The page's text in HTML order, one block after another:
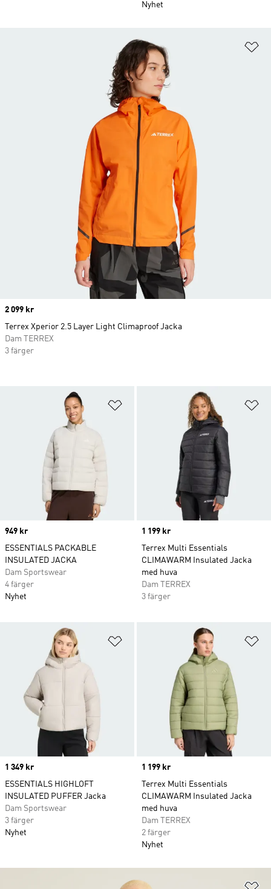
Nyhet
Lägg till på önskelistan
Price
949 kr
ESSENTIALS PACKABLE
INSULATED JACKA
Dam Sportswear
4 färger
Nyhet
Price
1 199 kr
Terrex Multi Essentials
CLIMAWARM Insulated Jacka
med huva
Dam TERREX
3 färger
Lägg till på önskelistan
Price
1 349 kr
ESSENTIALS HIGHLOFT
INSULATED PUFFER Jacka
Dam Sportswear
3 färger
Nyhet
Price
1 199 kr
Terrex Multi Essentials
CLIMAWARM Insulated Jacka
med huva
Dam TERREX
2 färger
Nyhet
Price
2 099 kr
Terrex Xperior 2.5 Layer Light Climaproof Jacka
Dam TERREX
3 färger